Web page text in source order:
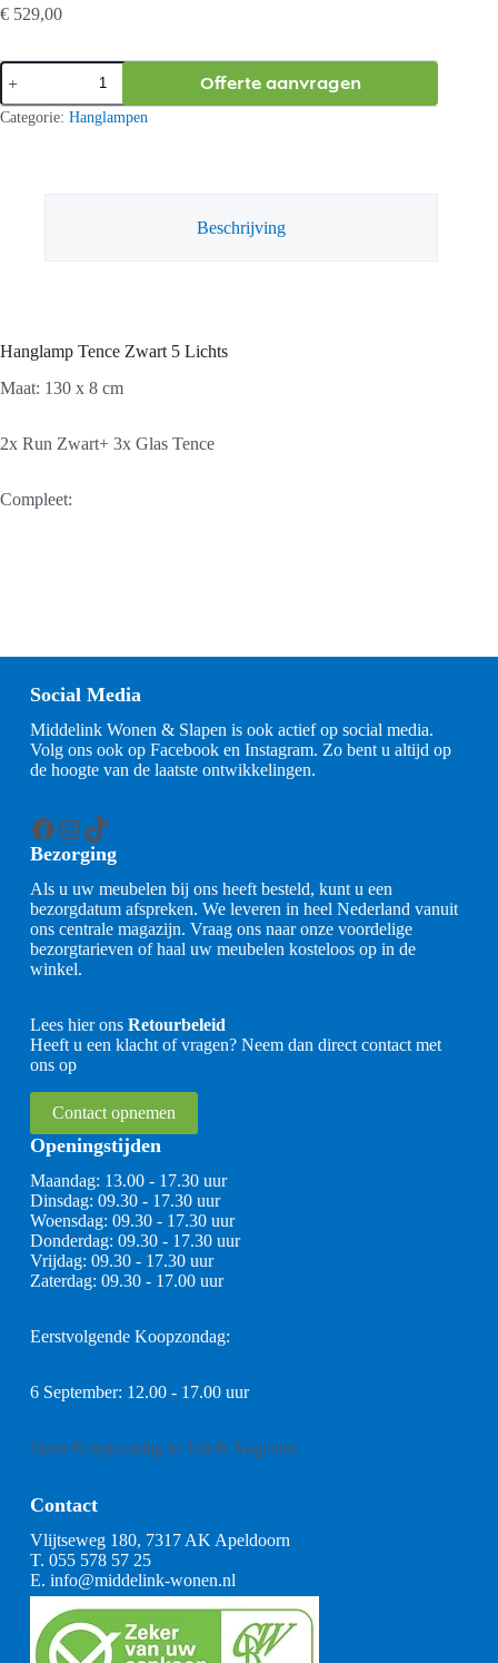
€ 529,00
Hanglamp
Tence
Zwart
5
Offerte aanvragen
Categorie: Hanglampen
Beschrijving
Hanglamp Tence Zwart 5 Lichts
Maat: 130 x 8 cm
2x Run Zwart+ 3x Glas Tence
Compleet:
Social Media
Middelink Wonen & Slapen is ook actief op social media.
Volg ons ook op Facebook en Instagram. Zo bent u altijd op
de hoogte van de laatste ontwikkelingen.
Facebook
Instagram
TikTok
Bezorging
Als u uw meubelen bij ons heeft besteld, kunt u een
bezorgdatum afspreken. We leveren in heel Nederland vanuit
ons centrale magazijn. Vraag ons naar onze voordelige
bezorgtarieven of haal uw meubelen kosteloos op in de
winkel.
Lees hier ons Retourbeleid
Heeft u een klacht of vragen? Neem dan direct contact met
ons op
Contact opnemen
Openingstijden
Maandag: 13.00 - 17.30 uur
Dinsdag: 09.30 - 17.30 uur
Woensdag: 09.30 - 17.30 uur
Donderdag: 09.30 - 17.30 uur
Vrijdag: 09.30 - 17.30 uur
Zaterdag: 09.30 - 17.00 uur
Eerstvolgende Koopzondag:
6 September: 12.00 - 17.00 uur
Geen Koopzondag in Juli & Augustus
Contact
Vlijtseweg 180, 7317 AK Apeldoorn
T. 055 578 57 25
E. info@middelink-wonen.nl